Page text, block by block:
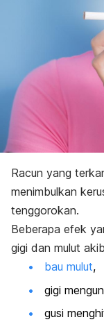
Racun yang
menimbulkan
tenggorokan.
Beberapa efek
gigi dan mulut
bau mulut,
gigi
gusi